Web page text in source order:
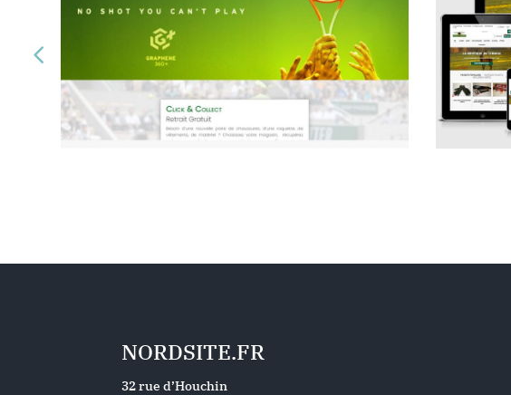
NORDSITE.FR
32 rue d’Houchin